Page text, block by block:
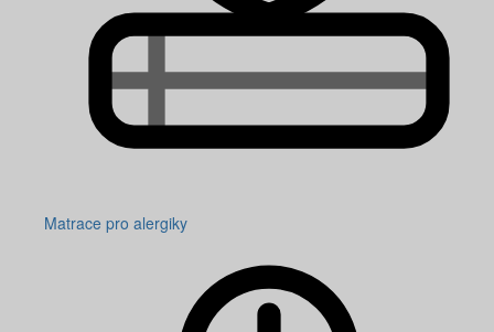
Matrace pro alergiky